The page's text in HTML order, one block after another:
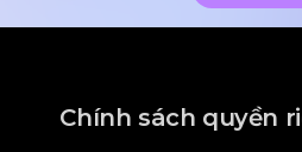
Chính sách quyền